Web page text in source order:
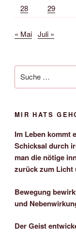
28
29
« Mai Juli »
nach:
MIR HATS
Im Leben kommt
Schicksal durch
man die nötige
zurück zum Licht
Bewegung
und
Der Geist